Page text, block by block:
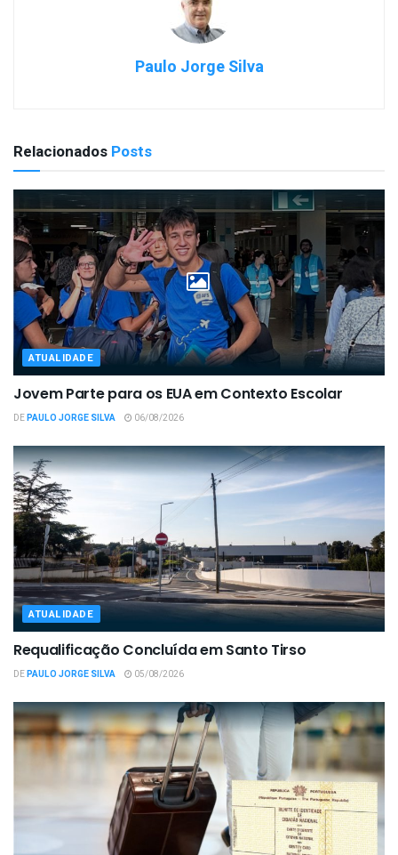
Paulo Jorge Silva
Relacionados Posts
ATUALIDADE
Jovem Parte para os EUA em Contexto Escolar
DEPAULO JORGE SILVA 06/08/2026
ATUALIDADE
Requalificação Concluída em Santo Tirso
DEPAULO JORGE SILVA 05/08/2026